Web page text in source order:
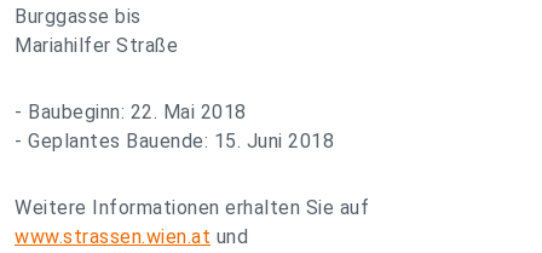
Burggasse bis
Mariahilfer Straße
- Baubeginn: 22. Mai 2018
- Geplantes Bauende: 15. Juni 2018
Weitere Informationen erhalten Sie auf
www.strassen.wien.at und